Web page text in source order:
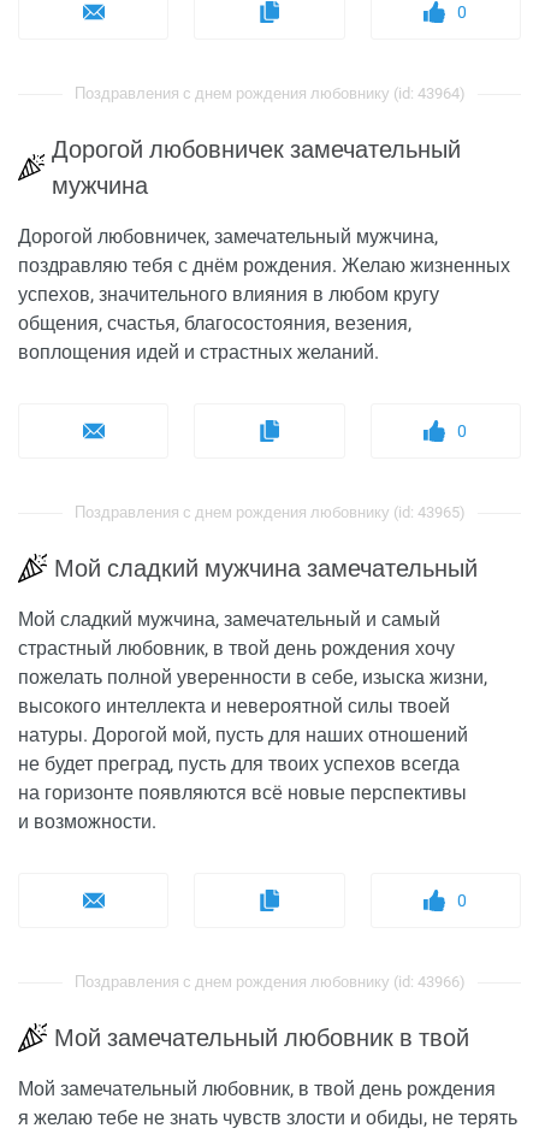
0
Поздравления с днем рождения любовнику (id: 43964)
Дорогой любовничек замечательный
мужчина
Дорогой любовничек, замечательный мужчина,
поздравляю тебя с днём рождения. Желаю жизненных
успехов, значительного влияния в любом кругу
общения, счастья, благосостояния, везения,
воплощения идей и страстных желаний.
0
Поздравления с днем рождения любовнику (id: 43965)
Мой сладкий мужчина замечательный
Мой сладкий мужчина, замечательный и самый
страстный любовник, в твой день рождения хочу
пожелать полной уверенности в себе, изыска жизни,
высокого интеллекта и невероятной силы твоей
натуры. Дорогой мой, пусть для наших отношений
не будет преград, пусть для твоих успехов всегда
на горизонте появляются всё новые перспективы
и возможности.
0
Поздравления с днем рождения любовнику (id: 43966)
Мой замечательный любовник в твой
Мой замечательный любовник, в твой день рождения
я желаю тебе не знать чувств злости и обиды, не терять